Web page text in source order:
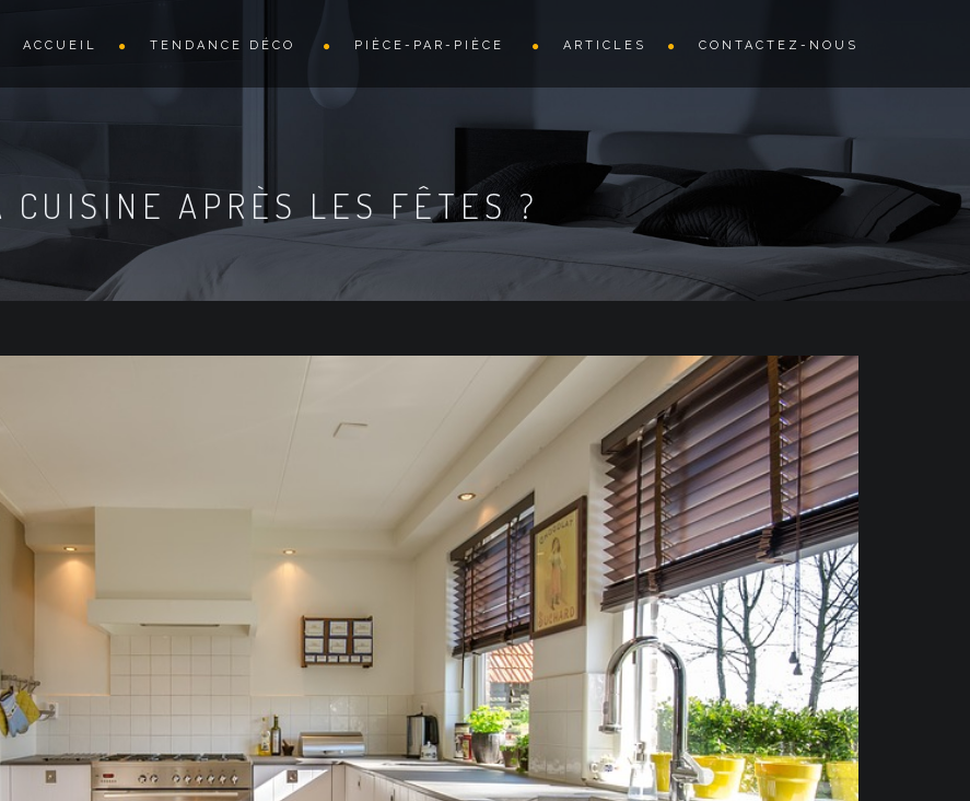
ACCUEIL TENDANCE DÉCO PIÈCE-PAR-PIÈCE ARTICLES CONTACTEZ-NOUS
CUISINE APRÈS LES FÊTES ?